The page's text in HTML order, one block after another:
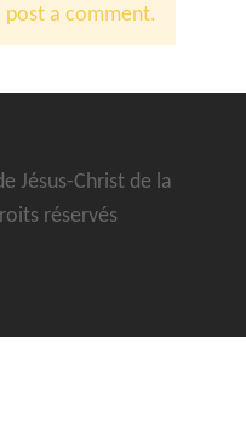
post a comment.
Jésus-Christ de la
réservés